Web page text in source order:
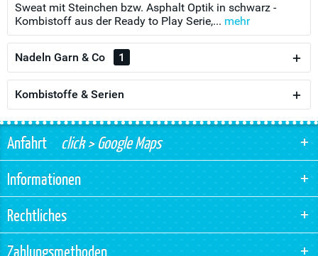
Sweat mit Steinchen bzw. Asphalt Optik in schwarz -
Kombistoff aus der Ready to Play Serie,... mehr
Nadeln Garn & Co 1
Kombistoffe & Serien
Anfahrtclick > Google Maps
Informationen
Rechtliches
Zahlungsmethoden